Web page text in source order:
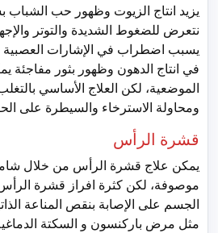
يزيد انتاج الزيوت وظهور حب
نتعرض للضغوط الشديدة والتوتر
يسبب اضطراب في الإشارات العصبية
في انتاج الدهون وظهور بثور مفاجئة
الموضعية، لكن العلاج الأساسي
ومحاولة الاسترخاء والسيطرة على
قشرة الرأس
يمكن علاج قشرة الرأس من خلال
موصوفة، لكن كثرة افراز قشرة
الجسم على الإصابة بنقص المناعة
مثل مرض باركنسون و السكتة